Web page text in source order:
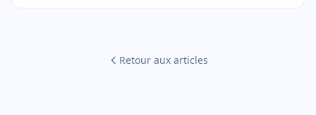
Retour aux articles